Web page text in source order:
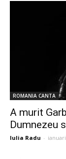
ROMANIA CANTA
A murit
Dumnezeu
Iulia Radu -